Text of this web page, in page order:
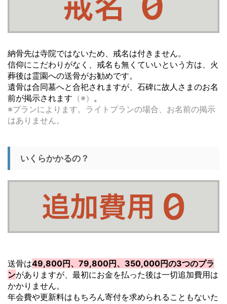
納骨先は寺院ではないため、戒名は付きません。
信仰にこだわりがなく、戒名も無くていいという方は、火
葬後は霊園への送骨がお勧めです。
遺骨は合同墓へと合祀されますが、石碑に故人さまのお名
前が掲示されます （※） 。
※プランによります。ライトプランの場合、お名前の掲示
はありません。
いくらかかるの？
送骨は49,800円、79,800円、350,000円の3つのプラ
ンがありますが、最初にお金を払った後は一切追加費用は
かかりません。
年会費や更新料はもちろん寄付を求められることもないた